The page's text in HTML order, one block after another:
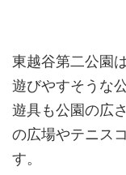
東越谷第二公園
遊びやすそうな
遊具も公園の広
の広場やテニス
す。